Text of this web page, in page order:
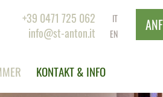
KONTAKT & INFO
+39 0471 725 062
info@st-anton.it
IT
EN